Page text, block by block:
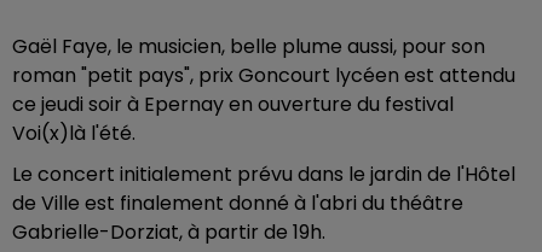
Gaël Faye, le musicien, belle plume aussi, pour son
roman "petit pays", prix Goncourt lycéen est attendu
ce jeudi soir à Epernay en ouverture du festival
Voi(x)là l'été.
Le concert initialement prévu dans le jardin de l'Hôtel
de Ville est finalement donné à l'abri du théâtre
Gabrielle-Dorziat, à partir de 19h.